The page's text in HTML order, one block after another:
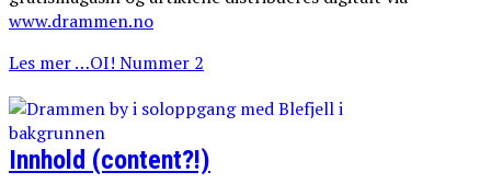
www.drammen.no
Les mer …OI! Nummer 2
Innhold (content?!)